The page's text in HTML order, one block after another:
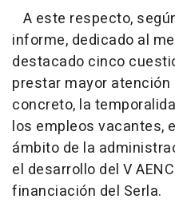
A este respecto,
informe, dedicado al
destacado cinco
prestar mayor atención
concreto, la
los empleos vacantes,
ámbito de la
el desarrollo del V
financiación del Serla.